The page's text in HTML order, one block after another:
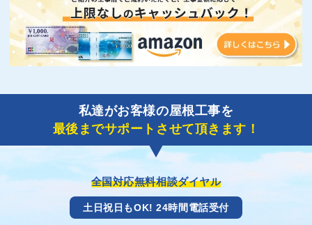
私達がお客様の屋根工事を
最後までサポートさせて頂きます！
全国対応無料相談ダイヤル
土日祝日もOK! 24時間電話受付